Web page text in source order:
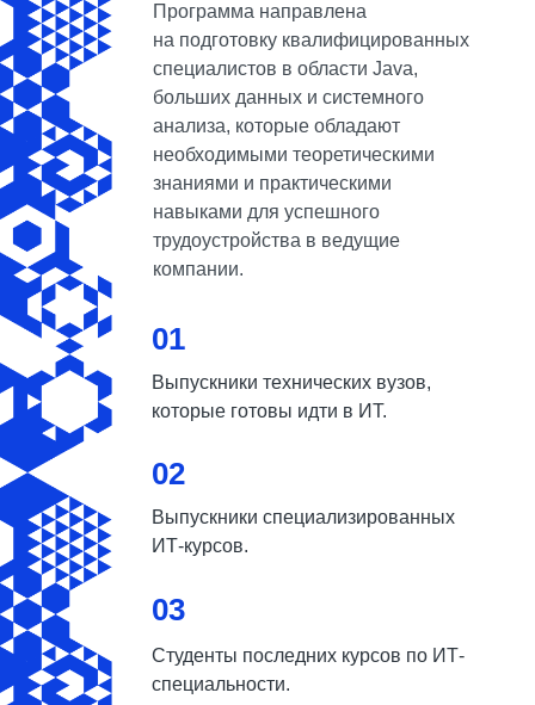
Программа направлена
на подготовку квалифицированных
специалистов в области Java,
больших данных и системного
анализа, которые обладают
необходимыми теоретическими
знаниями и практическими
навыками для успешного
трудоустройства в ведущие
компании.
Выпускники технических вузов,
которые готовы идти в ИТ.
01
Выпускники специализированных
ИТ-курсов.
02
Студенты последних курсов по ИТ-
специальности.
03